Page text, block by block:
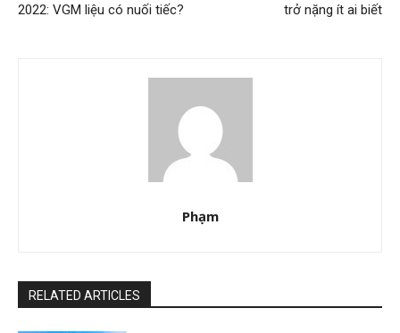
2022: VGM liệu có nuối tiếc?
trở nặng ít ai biết
Phạm
RELATED ARTICLES